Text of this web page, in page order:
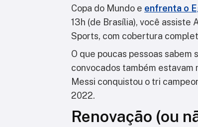
Copa do Mundo e enfrenta o
13h (de Brasília), você assiste
Sports, com cobertura
O que poucas pessoas
convocados também estavam
Messi conquistou o tri
2022.
Renovação (ou